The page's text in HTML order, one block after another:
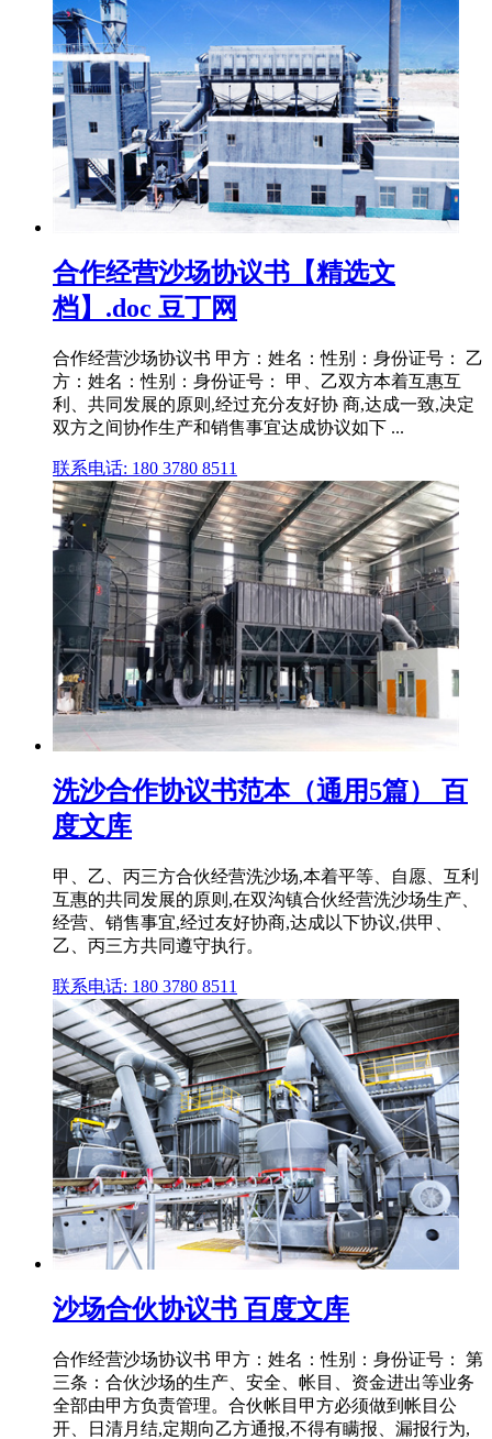
合作经营沙场协议书【精选文
档】.doc 豆丁网
合作经营沙场协议书 甲方：姓名：性别：身份证号： 乙
方：姓名：性别：身份证号： 甲、乙双方本着互惠互
利、共同发展的原则,经过充分友好协 商,达成一致,决定
双方之间协作生产和销售事宜达成协议如下 ...
联系电话: 180 3780 8511
洗沙合作协议书范本（通用5篇） 百
度文库
甲、乙、丙三方合伙经营洗沙场,本着平等、自愿、互利
互惠的共同发展的原则,在双沟镇合伙经营洗沙场生产、
经营、销售事宜,经过友好协商,达成以下协议,供甲、
乙、丙三方共同遵守执行。
联系电话: 180 3780 8511
沙场合伙协议书 百度文库
合作经营沙场协议书 甲方：姓名：性别：身份证号： 第
三条：合伙沙场的生产、安全、帐目、资金进出等业务
全部由甲方负责管理。合伙帐目甲方必须做到帐目公
开、日清月结,定期向乙方通报,不得有瞒报、漏报行为,